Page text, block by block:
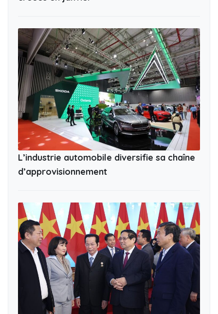
L’industrie automobile diversifie sa chaîne
d’approvisionnement